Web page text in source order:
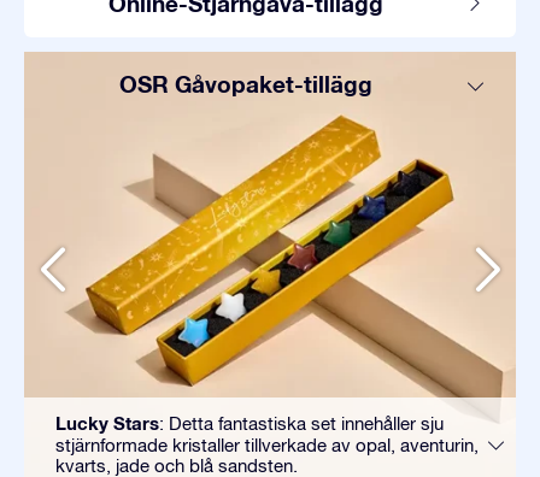
OSR Gåvopaket-tillägg
Lucky Stars: Detta fantastiska set innehåller sju
stjärnformade kristaller tillverkade av opal, aventurin,
kvarts, jade och blå sandsten.